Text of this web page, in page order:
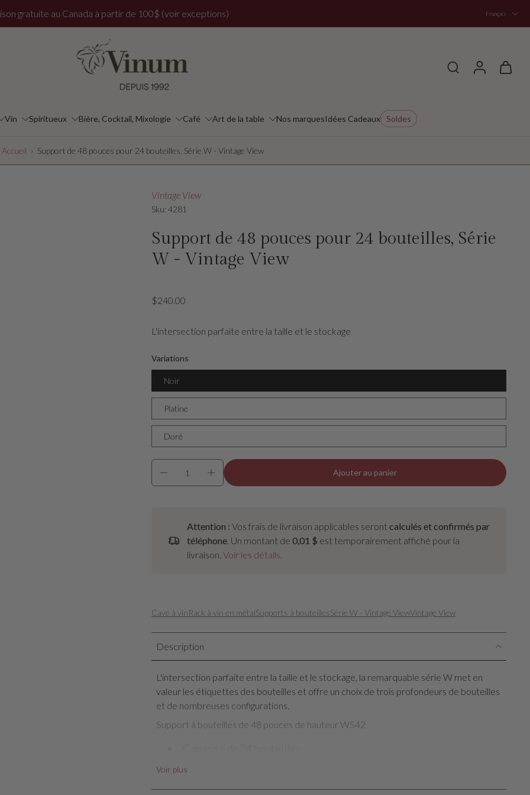
gratuite au Canada à partir de 100$ (voir exceptions) Français
Vin Spiritueux Bière, Cocktail, Mixologie Café Art de la table Nos marquesIdées Cadeaux Soldes
Accueil › Support de 48 pouces pour 24 bouteilles, Série W - Vintage View
Vintage View
Sku: 4281
Support de 48 pouces pour 24 bouteilles, Série
W - Vintage View
$240.00
L'intersection parfaite entre la taille et le stockage
Variations
Noir
Platine
Doré
Ajouter au panier
Attention : Vos frais de livraison applicables seront calculés et confirmés par
téléphone. Un montant de 0,01 $ est temporairement affiché pour la
livraison. Voir les détails.
Cave à vinRack à vin en métalSupports à bouteillesSérie W - Vintage ViewVintage View
Description
L'intersection parfaite entre la taille et le stockage, la remarquable série W met en
valeur les étiquettes des bouteilles et offre un choix de trois profondeurs de bouteilles
et de nombreuses configurations.
Support à bouteilles de 48 pouces de hauteur WS42
12 rangées
Double profondeur
Voir plus